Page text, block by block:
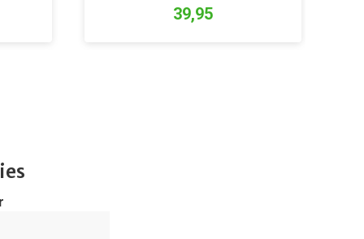
39,95